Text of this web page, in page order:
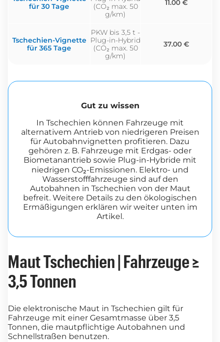
für 30 Tage
(CO₂ max. 50
g/km)
11.00 €
Tschechien-Vignette
für 365 Tage
PKW bis 3,5 t -
Plug-in-Hybrid
(CO₂ max. 50
g/km)
37.00 €
Gut zu wissen
In Tschechien können Fahrzeuge mit
alternativem Antrieb von niedrigeren Preisen
für Autobahnvignetten profitieren. Dazu
gehören z. B. Fahrzeuge mit Erdgas- oder
Biometanantrieb sowie Plug-in-Hybride mit
niedrigen CO₂-Emissionen. Elektro- und
Wasserstofffahrzeuge sind auf den
Autobahnen in Tschechien von der Maut
befreit. Weitere Details zu den ökologischen
Ermäßigungen erklären wir weiter unten im
Artikel.
Maut Tschechien | Fahrzeuge ≥
3,5 Tonnen
Die elektronische Maut in Tschechien gilt für
Fahrzeuge mit einer Gesamtmasse über 3,5
Tonnen, die mautpflichtige Autobahnen und
Schnellstraßen benutzen.